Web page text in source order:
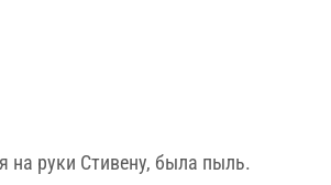
на руки Стивену, была пыль.